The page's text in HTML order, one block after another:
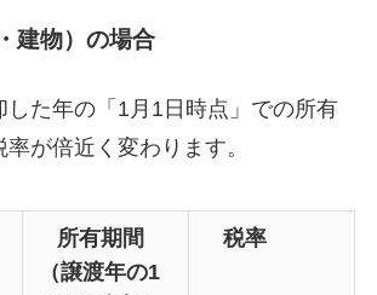
建物）の場合
した年の「1月1日時点」での所有
が倍近く変わります。
所有期間
（譲渡年の1
税率